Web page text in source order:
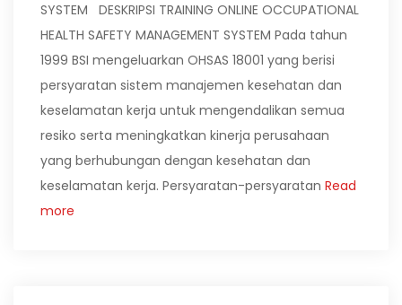
SYSTEM DESKRIPSI TRAINING ONLINE OCCUPATIONAL
HEALTH SAFETY MANAGEMENT SYSTEM Pada tahun
1999 BSI mengeluarkan OHSAS 18001 yang berisi
persyaratan sistem manajemen kesehatan dan
keselamatan kerja untuk mengendalikan semua
resiko serta meningkatkan kinerja perusahaan
yang berhubungan dengan kesehatan dan
keselamatan kerja. Persyaratan-persyaratan Read
more